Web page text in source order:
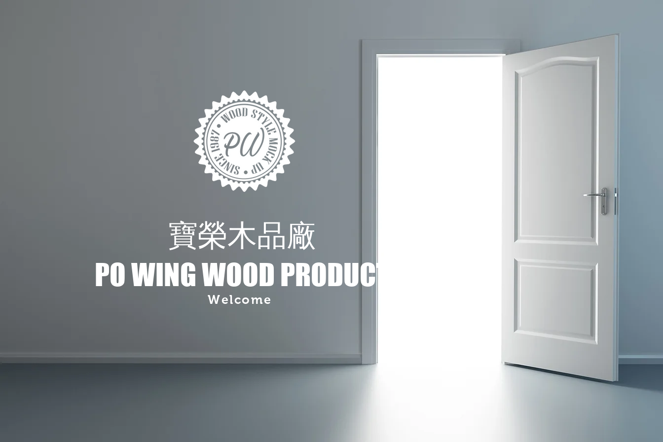
​寶榮木品廠
PO WING WOOD​ PRODUCT
Welcome